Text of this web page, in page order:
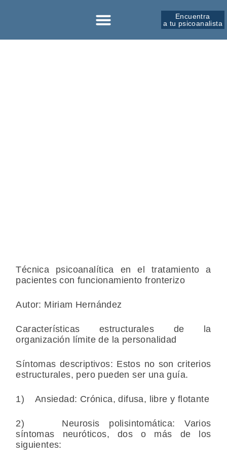
Encuentra
a tu psicoanalista
Técnica psicoanalítica en el tratamiento a
pacientes con funcionamiento fronterizo
Autor: Miriam Hernández
Características estructurales de la
organización límite de la personalidad
Síntomas descriptivos: Estos no son criterios
estructurales, pero pueden ser una guía.
1) Ansiedad: Crónica, difusa, libre y flotante
2) Neurosis polisintomática: Varios
síntomas neuróticos, dos o más de los
siguientes: